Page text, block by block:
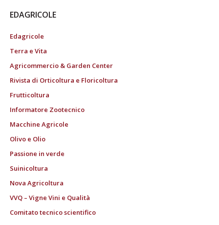
EDAGRICOLE
Edagricole
Terra e Vita
Agricommercio & Garden Center
Rivista di Orticoltura e Floricoltura
Frutticoltura
Informatore Zootecnico
Macchine Agricole
Olivo e Olio
Passione in verde
Suinicoltura
Nova Agricoltura
VVQ – Vigne Vini e Qualità
Comitato tecnico scientifico